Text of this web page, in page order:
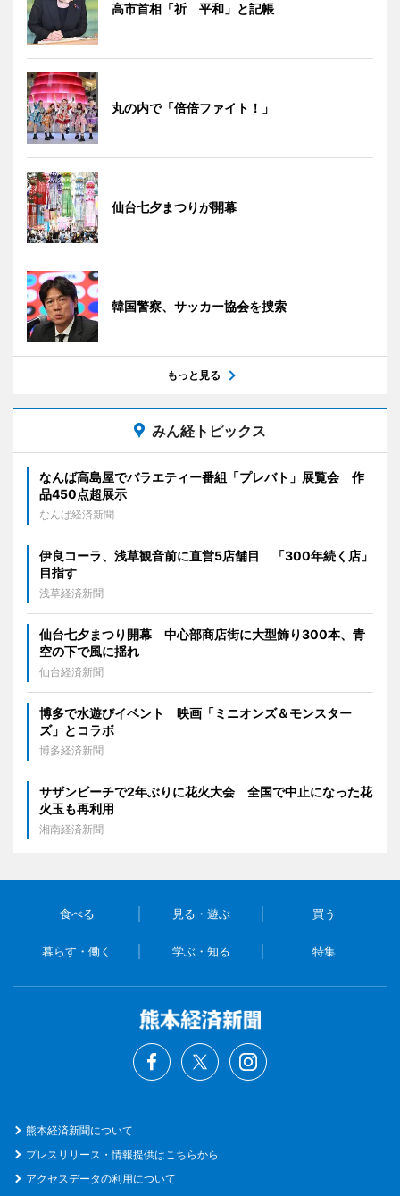
高市首相「祈 平和」と記帳
丸の内で「倍倍ファイト！」
仙台七夕まつりが開幕
韓国警察、サッカー協会を捜索
もっと見る
みん経トピックス
なんば高島屋でバラエティー番組「プレバト」展覧会 作
品450点超展示
なんば経済新聞
伊良コーラ、浅草観音前に直営5店舗目 「300年続く店」
目指す
浅草経済新聞
仙台七夕まつり開幕 中心部商店街に大型飾り300本、青
空の下で風に揺れ
仙台経済新聞
博多で水遊びイベント 映画「ミニオンズ＆モンスター
ズ」とコラボ
博多経済新聞
サザンビーチで2年ぶりに花火大会 全国で中止になった花
火玉も再利用
湘南経済新聞
食べる 見る・遊ぶ 買う
暮らす・働く 学ぶ・知る 特集
熊本経済新聞について
プレスリリース・情報提供はこちらから
アクセスデータの利用について